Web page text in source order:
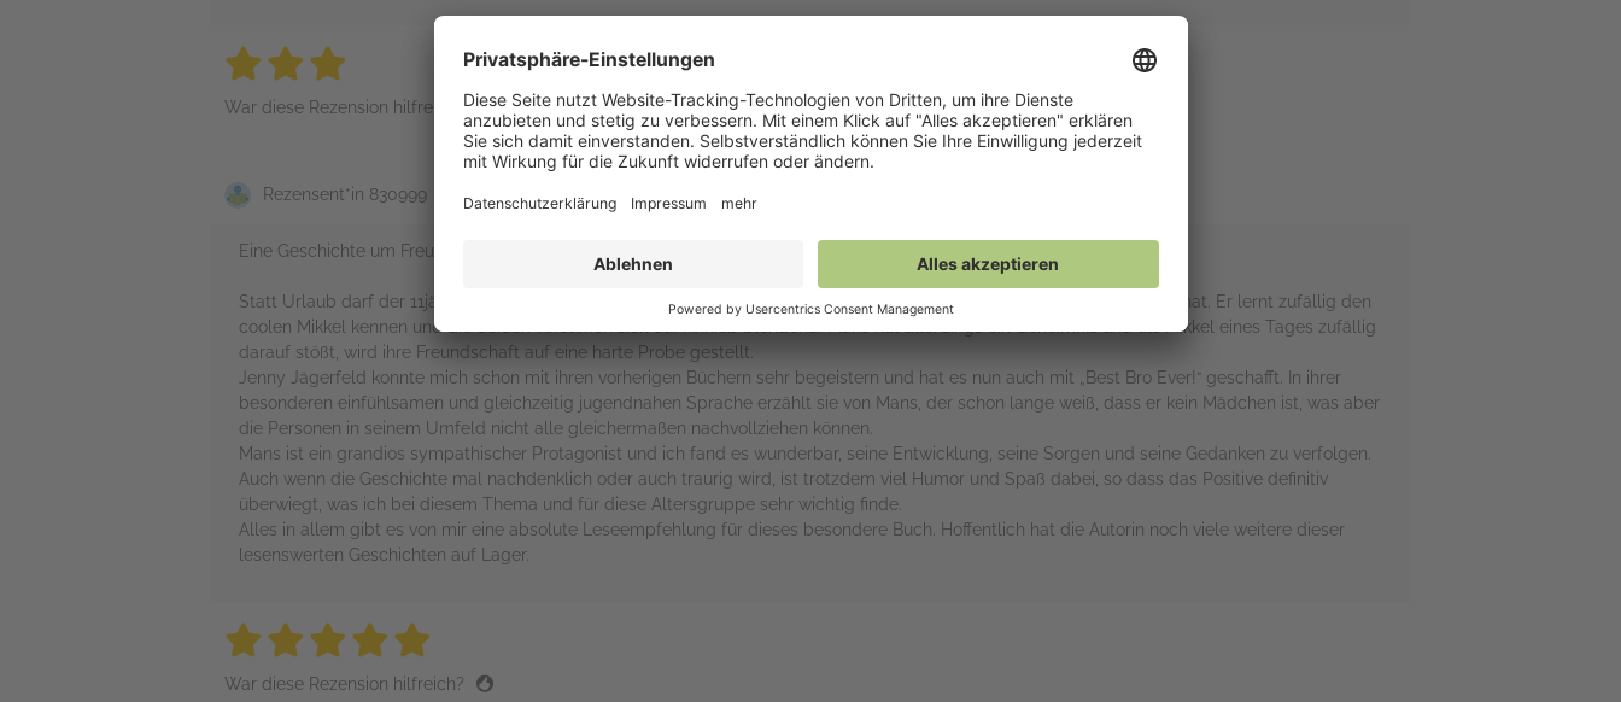
3 stars
3 stars
3 stars
3 stars
3 stars
War diese Rezension hilfreich?
Rezensent*in 830999
Eine Geschichte um Freundschaft und Identität
Statt Urlaub darf der 11jährige Mans den Sommer mit seiner Mutter in Malmö verbringen, da diese dort beruflich zu tun hat. Er lernt zufällig den
coolen Mikkel kennen und die beiden verstehen sich auf Anhieb blendend. Mans hat allerdings ein Geheimnis und als Mikkel eines Tages zufällig
darauf stößt, wird ihre Freundschaft auf eine harte Probe gestellt.
Jenny Jägerfeld konnte mich schon mit ihren vorherigen Büchern sehr begeistern und hat es nun auch mit „Best Bro Ever!“ geschafft. In ihrer
besonderen einfühlsamen und gleichzeitig jugendnahen Sprache erzählt sie von Mans, der schon lange weiß, dass er kein Mädchen ist, was aber
die Personen in seinem Umfeld nicht alle gleichermaßen nachvollziehen können.
Mans ist ein grandios sympathischer Protagonist und ich fand es wunderbar, seine Entwicklung, seine Sorgen und seine Gedanken zu verfolgen.
Auch wenn die Geschichte mal nachdenklich oder auch traurig wird, ist trotzdem viel Humor und Spaß dabei, so dass das Positive definitiv
überwiegt, was ich bei diesem Thema und für diese Altersgruppe sehr wichtig finde.
Alles in allem gibt es von mir eine absolute Leseempfehlung für dieses besondere Buch. Hoffentlich hat die Autorin noch viele weitere dieser
lesenswerten Geschichten auf Lager.
5 stars
5 stars
5 stars
5 stars
War diese Rezension hilfreich?